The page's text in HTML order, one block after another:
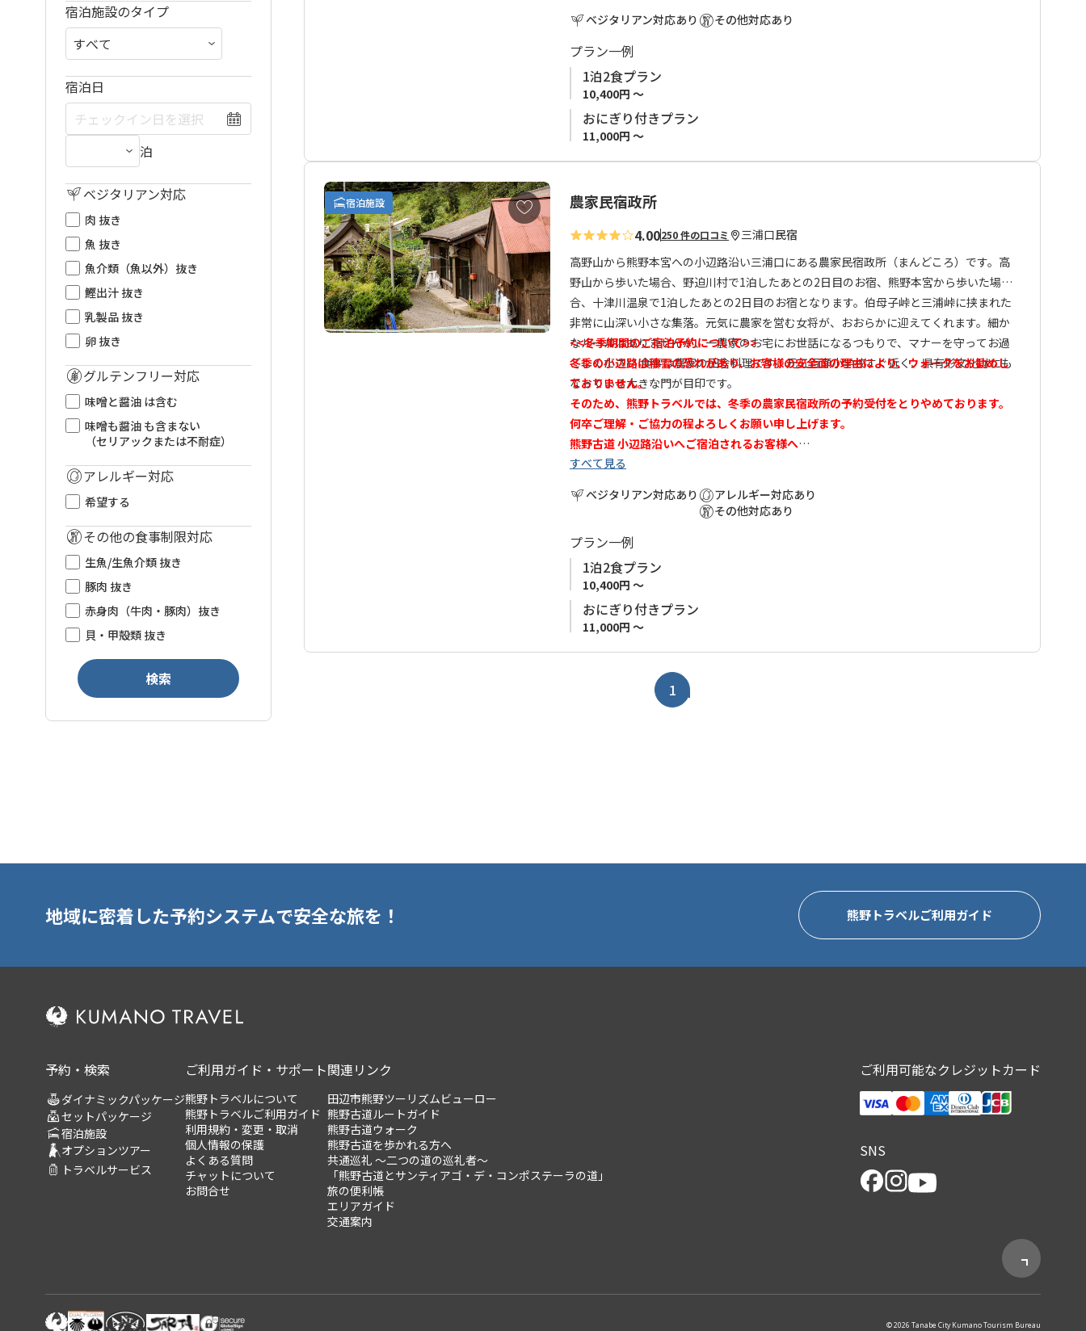
新鮮で温かいお料理を、家族と一緒に、十津川の生活を感じながら、味わってみてくだ
さい。
十津川の自然、おいしい料理と女将さんの笑顔 これらのハーモニーが心に残る旅を演
出します。
熊野古道小辺路 伯母子峠登山口から3キロほどありますが、電話すればお宿オーナーが
送迎は「三浦口バス停」まで対応いただけます。
詳細は本ページ下部「アクセス」→「送迎」情報をご参照ください。
めとする標高1,000ｍ以上の峠を三度も越える、熊野参詣道の中でも最も険しい道で
す。 中辺路ルートと比較し、”健脚者”向けのコースとなります。 弊社ではお客様の安全
確保の観点から、小辺路ルートを全区間歩かれる方には各集落（高野山、大股、三浦
口、十津川温泉）で宿泊地を手配して頂くようお願い致しております。 ※各集落での宿
泊施設の手配を、弊社予約サイトを通してお申込みいただけない場合、（お客様ご自身
で既にお手配された場合も含めて）宿泊先、および行程の確認連絡をさせて頂いており
ベジタリアン対応あり
その他対応あり
プラン一例
1泊2食プラン
10,400円 ～
おにぎり付きプラン
11,000円 ～
宿泊施設
お
気
に
入
り
に
追
加
農家民宿政所
4.00250 件の口コミ 三浦口民宿
高野山から熊野本宮への小辺路沿い三浦口にある農家民宿政所（まんどころ）です。高
野山から歩いた場合、野迫川村で1泊したあとの2日目のお宿、熊野本宮から歩いた場
合、十津川温泉で1泊したあとの2日目のお宿となります。伯母子峠と三浦峠に挟まれた
非常に山深い小さな集落。元気に農家を営む女将が、おおらかに迎えてくれます。細か
なルールはありませんが、一農家のお宅にお世話になるつもりで、マナーを守ってお過
ごしください 食事は農家の田舎料理です。元五百瀬小学校すぐ近く、県有形文化財にも
なっている大きな門が目印です。
<<冬季期間のご宿泊予約について>>
冬季の小辺路は積雪の恐れがあり、お客様の安全面の理由により、ウォークをお勧めし
ておりません。
そのため、 熊野トラベルでは、冬季の農家民宿政所の予約受付をとりやめております。
何卒ご理解・ご協力の程よろしくお願い申し上げます。
熊野古道 小辺路沿いへご宿泊されるお客様へ
めとする標高1,000ｍ以上の峠を三度も越える、熊野参詣道の中でも最も険しい道で
す。 中辺路ルートと比較し、”健脚者”向けのコースとなります。 弊社ではお客様の安全
確保の観点から、小辺路ルートを全区間歩かれる方には各集落（高野山、大股、三浦
口、十津川温泉）で宿泊地を手配して頂くようお願い致しております。 ※各集落での宿
泊施設の手配を、弊社予約サイトを通してお申込みいただけない場合、（お客様ご自身
で既にお手配された場合も含めて）宿泊先、および行程の確認連絡をさせて頂いており
ます。 ※お客様の安全の確認が取れない行程の場合、手配をお断りさせて頂く場合がご
すべて見る
ベジタリアン対応あり
アレルギー対応あり
その他対応あり
プラン一例
1泊2食プラン
10,400円 ～
おにぎり付きプラン
11,000円 ～
1
宿泊施設のタイプ
宿泊日
泊
ベジタリアン対応
肉 抜き
魚 抜き
魚介類（魚以外）抜き
鰹出汁 抜き
乳製品 抜き
卵 抜き
グルテンフリー対応
味噌と醤油 は含む
味噌も醤油 も含まない
（セリアックまたは不耐症）
アレルギー対応
希望する
その他の食事制限対応
生魚/生魚介類 抜き
豚肉 抜き
赤身肉（牛肉・豚肉）抜き
貝・甲殻類 抜き
検索
地域に密着した予約システムで安全な旅を！ 熊野トラベルご利用ガイド
予約・検索
ダイナミックパッケージ
セットパッケージ
宿泊施設
オプションツアー
トラベルサービス
ご利用ガイド・サポート
熊野トラベルについて
熊野トラベルご利用ガイド
利用規約・変更・取消
個人情報の保護
よくある質問
チャットについて
お問合せ
関連リンク
田辺市熊野ツーリズムビューロー
熊野古道ルートガイド
熊野古道ウォーク
熊野古道を歩かれる方へ
共通巡礼 ～二つの道の巡礼者～
「熊野古道とサンティアゴ・デ・コンポステーラの道」
旅の便利帳
エリアガイド
交通案内
ご利用可能なクレジットカード
SNS
© 2026 Tanabe City Kumano Tourism Bureau